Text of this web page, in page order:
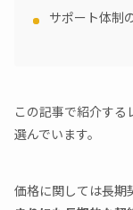
サポート体制
この記事で紹介する
選んでいます。
価格に関しては長期